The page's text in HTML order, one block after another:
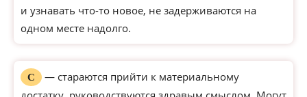
и узнавать что-то новое, не задерживаются на
одном месте надолго.
С
— стараются прийти к материальному